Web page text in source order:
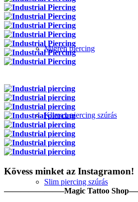
Migrén piercing
Klimax piercing szúrás
Slim piercing szúrás
Kövess minket az Instagramon!
———————–Magic Tattoo